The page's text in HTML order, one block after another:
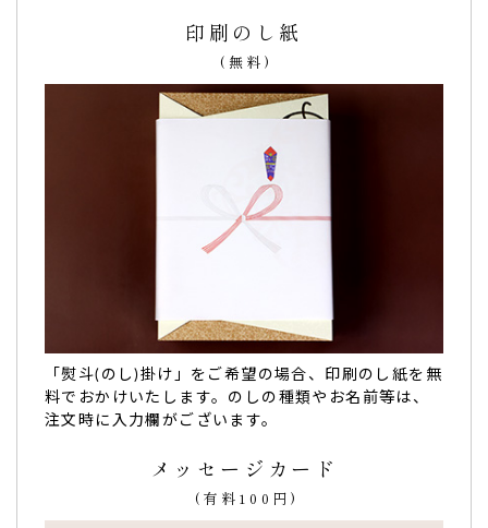
お店のおかみさんも大変喜んでくれ、インスタにのせるため
に写真も撮ってくれていました。
こちらにお願いしてよかったです。
本当にありがとうございました！（ゆき様）
ご購入頂いた商品：創立・設立・周年 記念 オリジナルどら
名前入りでとても喜んでくださいました！
名前入りでとても喜んでくださいました！！（華 様）
ご購入頂いた商品： 創立・設立・周年記念 オリジナルどら焼
印刷のし紙
(無料)
「熨斗(のし)掛け」をご希望の場合、印刷のし紙を無
料でおかけいたします。のしの種類やお名前等は、
注文時に入力欄がございます。
メッセージカード
(有料100円)